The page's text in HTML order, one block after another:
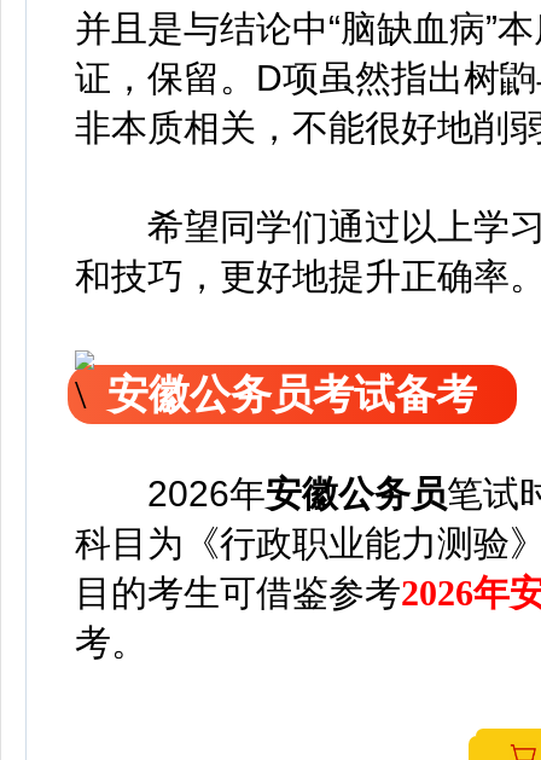
并且是与结论中“脑缺血病”
证，保留。D项虽然指出树
非本质相关，不能很好地削
希望同学们通过以上学习
和技巧，更好地提升正确率
安徽公务员考试备考
2026年安徽公务员笔试
科目为《行政职业能力测验
目的考生可借鉴参考2026年
考。